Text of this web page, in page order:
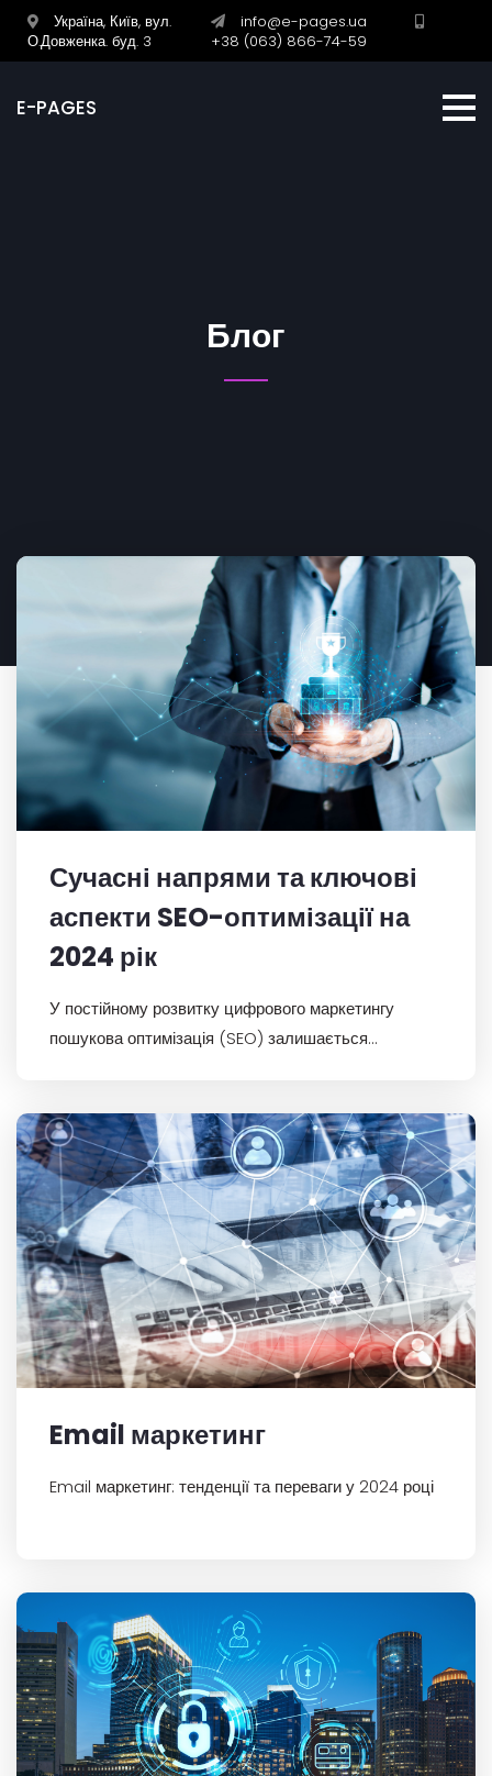
Україна, Київ, вул.
О.Довженка. буд. 3
info@e-pages.ua
+38 (063) 866-74-59
E-PAGES
Блог
Сучасні напрями та ключові
аспекти SEO-оптимізації на
2024 рік
У постійному розвитку цифрового маркетингу
пошукова оптимізація (SEO) залишається
Email маркетинг
Email маркетинг: тенденції та переваги у 2024 році